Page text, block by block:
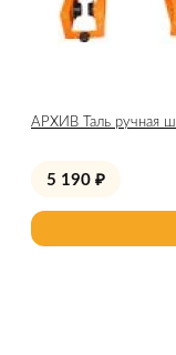
АРХИВ Таль ручная
5 190 ₽